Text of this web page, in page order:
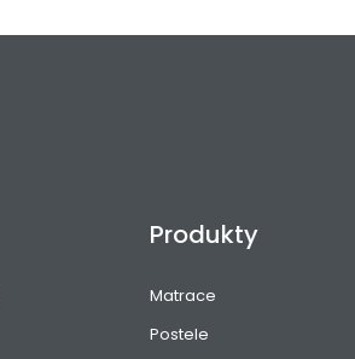
Produkty
Matrace
Postele